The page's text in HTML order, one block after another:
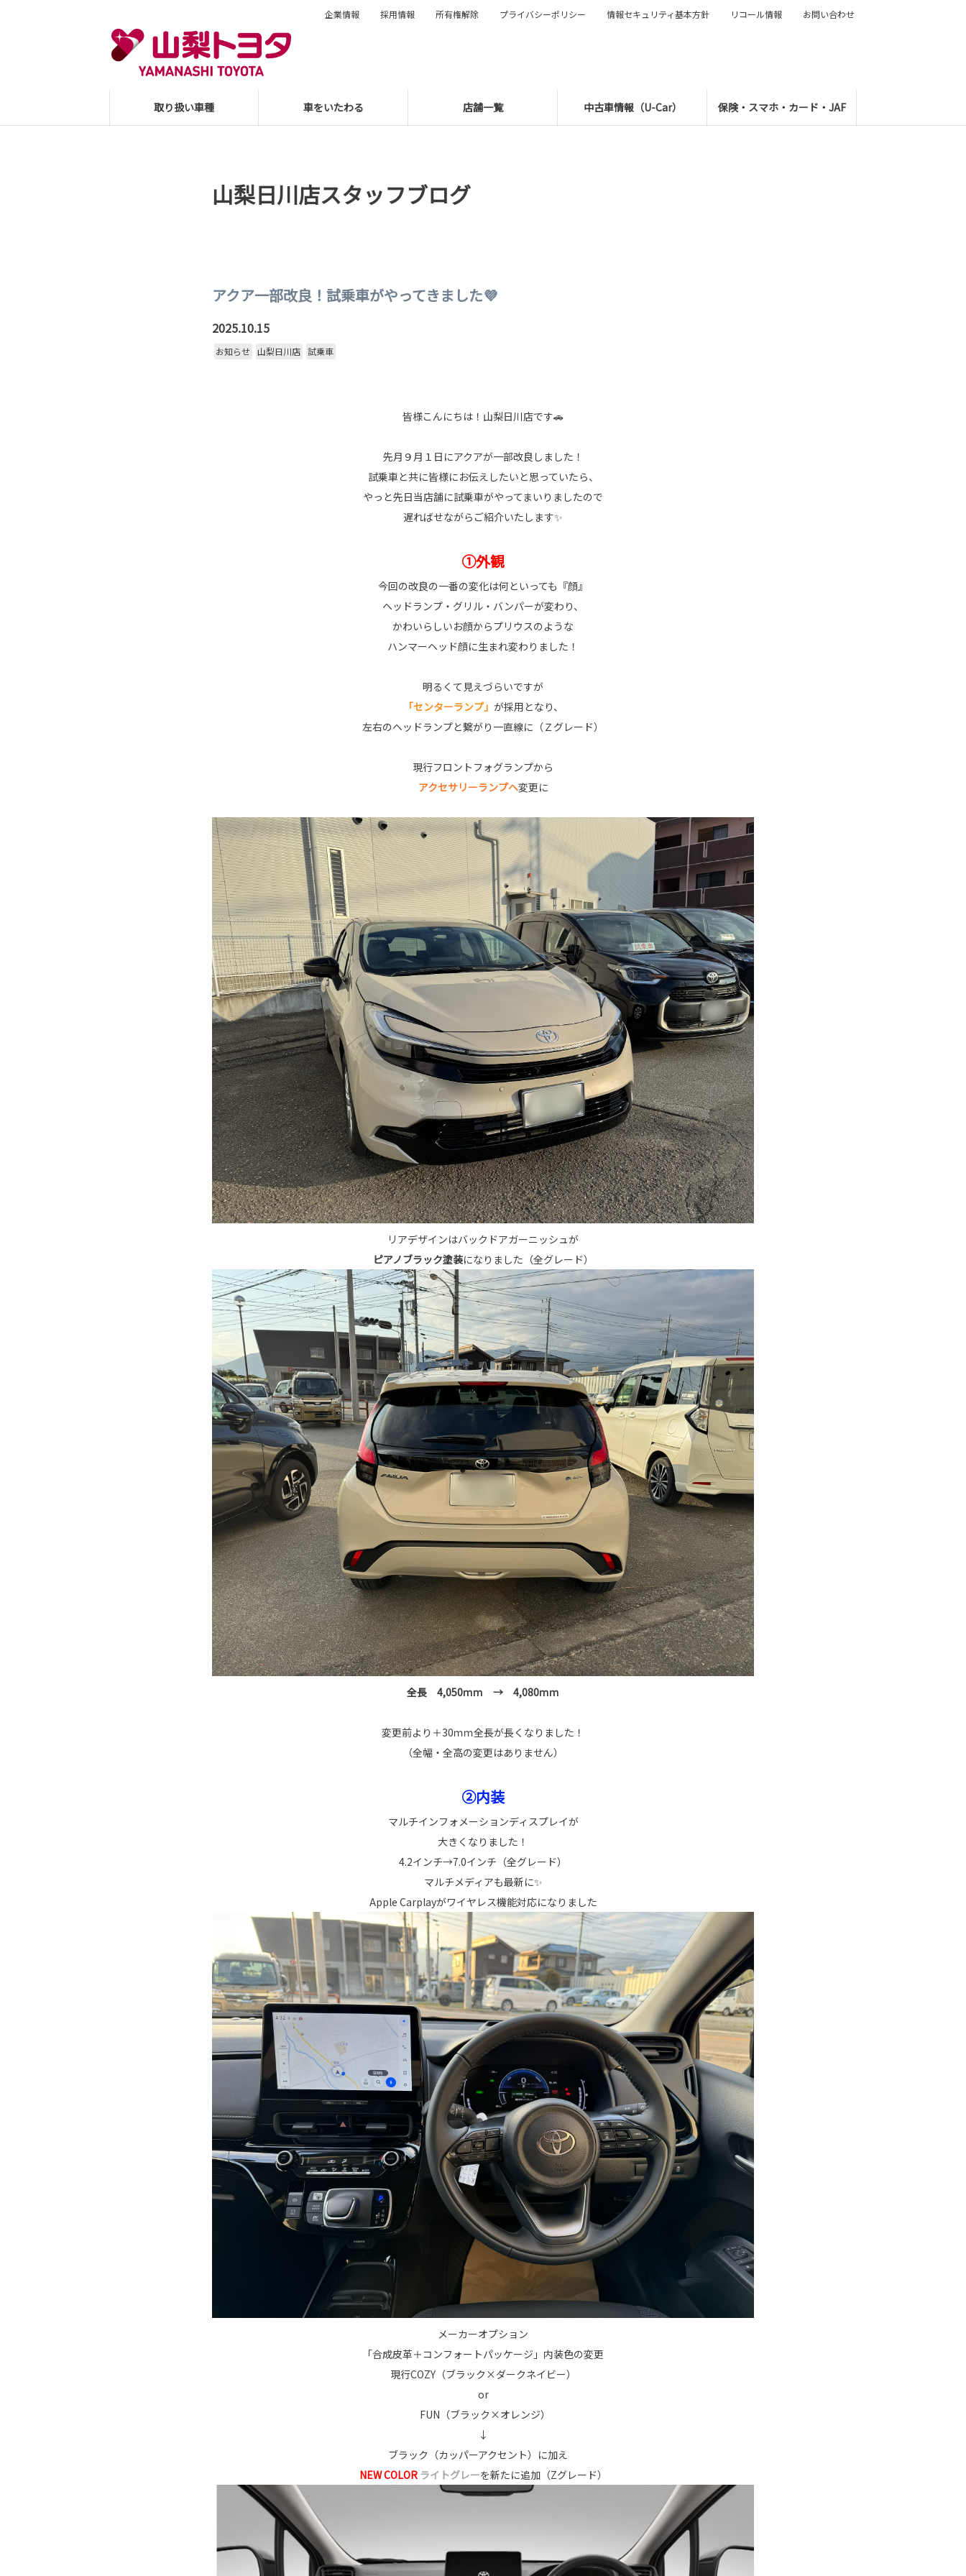
取り扱い車種 車をいたわる 店舗一覧 中古車情報（U-Car） 保険・スマホ・カード・JAF
企業情報 採用情報 所有権解除 プライバシーポリシー 情報セキュリティ基本方針 リコール情報 お問い合わせ
山梨日川店スタッフブログ
アクア一部改良！試乗車がやってきました💜
2025.10.15
お知らせ 山梨日川店 試乗車
皆様こんにちは！山梨日川店です🚗
先月９月１日にアクアが一部改良しました！
試乗車と共に皆様にお伝えしたいと思っていたら、
やっと先日当店舗に試乗車がやってまいりましたので
遅ればせながらご紹介いたします✨
①外観
今回の改良の一番の変化は何といっても『顔』
ヘッドランプ・グリル・バンパーが変わり、
かわいらしいお顔からプリウスのような
ハンマーヘッド顔に生まれ変わりました！
明るくて見えづらいですが
「センターランプ」 が採用となり、
左右のヘッドランプと繋がり一直線に（Ｚグレード）
現行フロントフォグランプから
アクセサリーランプへ変更に
リアデザインはバックドアガーニッシュが
ピアノブラック塗装になりました（全グレード）
全長 4,050ｍｍ → 4,080ｍｍ
変更前より＋30ｍｍ全長が長くなりました！
（全幅・全高の変更はありません）
②内装
マルチインフォメーションディスプレイが
大きくなりました！
4.2インチ→7.0インチ（全グレード）
マルチメディアも最新に✨
Apple Carplayがワイヤレス機能対応になりました
メーカーオプション
「合成皮革＋コンフォートパッケージ」内装色の変更
現行COZY（ブラック×ダークネイビー）
or
FUN（ブラック×オレンジ）
↓
ブラック（カッパーアクセント）に加え
NEWCOLOR ライトグレーを新たに追加（Zグレード）